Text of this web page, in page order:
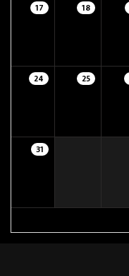
17 18
24 25
31